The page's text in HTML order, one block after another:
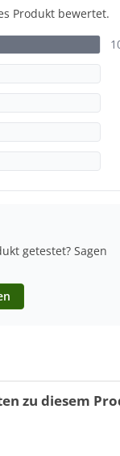
Produkt bewertet.
getestet? Sagen
zu diesem